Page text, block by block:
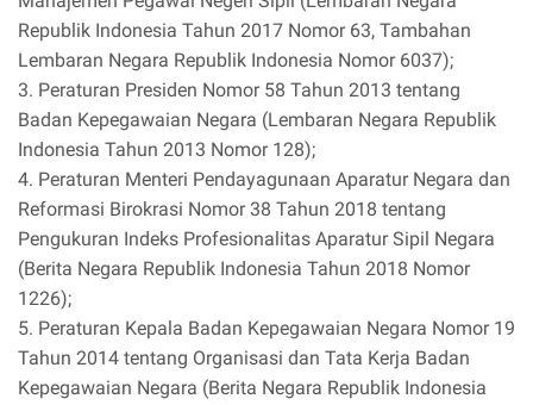
Republik Indonesia Tahun 2017 Nomor 63, Tambahan
Lembaran Negara Republik Indonesia Nomor 6037);
3. Peraturan Presiden Nomor 58 Tahun 2013 tentang
Badan Kepegawaian Negara (Lembaran Negara Republik
Indonesia Tahun 2013 Nomor 128);
4. Peraturan Menteri Pendayagunaan Aparatur Negara dan
Reformasi Birokrasi Nomor 38 Tahun 2018 tentang
Pengukuran Indeks Profesionalitas Aparatur Sipil Negara
(Berita Negara Republik Indonesia Tahun 2018 Nomor
1226);
5. Peraturan Kepala Badan Kepegawaian Negara Nomor 19
Tahun 2014 tentang Organisasi dan Tata Kerja Badan
Kepegawaian Negara (Berita Negara Republik Indonesia